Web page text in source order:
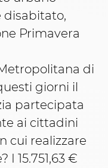
disabitato,
Primavera
di
giorni il
partecipata
ai cittadini
cui realizzare
I 15.751,63 €